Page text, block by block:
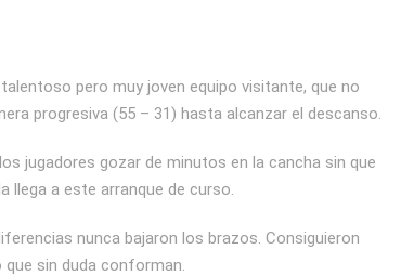
pero muy joven equipo visitante, que no
progresiva (55 – 31) hasta alcanzar el descanso.
jugadores gozar de minutos en la cancha sin que
llega a este arranque de curso.
nunca bajaron los brazos. Consiguieron
sin duda conforman.